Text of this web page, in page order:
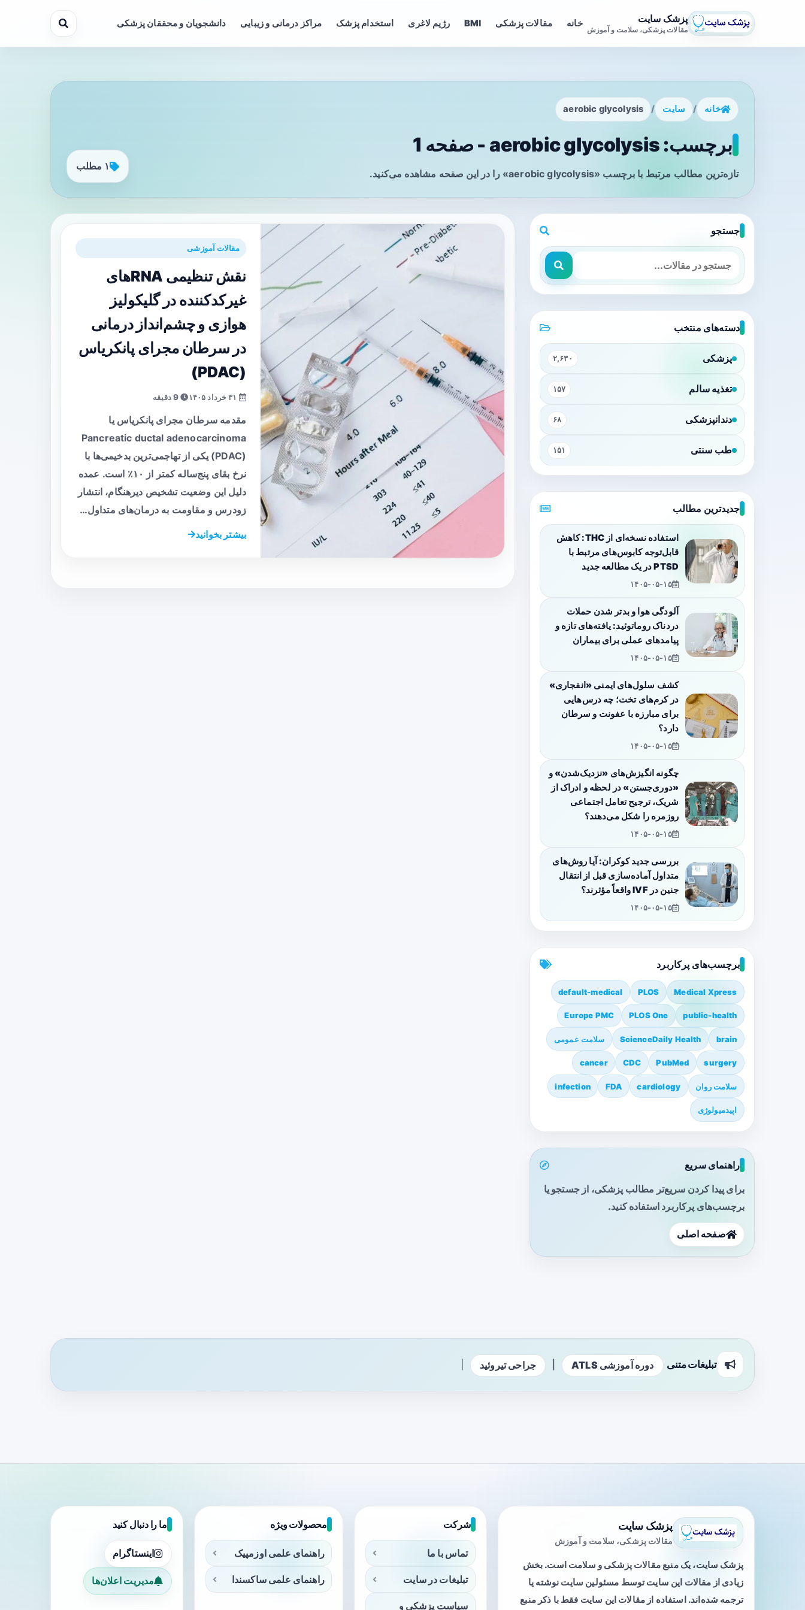
پزشک سایت
مقالات پزشکی، سلامت و آموزش
خانه مقالات پزشکی BMI رژیم لاغری استخدام پزشک مراکز درمانی و زیبایی دانشجویان و محققان پزشکی
خانه / سایت /
aerobic glycolysis
برچسب: aerobic glycolysis - صفحه 1
تازه‌ترین مطالب مرتبط با برچسب «aerobic glycolysis» را در این صفحه مشاهده می‌کنید.
۱ مطلب
مقالات آموزشی
نقش تنظیمی RNAهای
غیرکدکننده در گلیکولیز
هوازی و چشم‌انداز درمانی
در سرطان مجرای پانکریاس
(PDAC)
9 دقیقه
مقدمه سرطان مجرای پانکریاس یا
Pancreatic ductal adenocarcinoma
(PDAC) یکی از تهاجمی‌ترین بدخیمی‌ها با
نرخ بقای پنج‌ساله کمتر از ۱۰٪ است. عمده
دلیل این وضعیت تشخیص دیرهنگام، انتشار
زودرس و مقاومت به درمان‌های متداول…
بیشتر بخوانید
جستجو
دسته‌های منتخب
پزشکی ۲,۶۳۰
تغذیه سالم ۱۵۷
دندانپزشکی ۶۸
طب سنتی ۱۵۱
جدیدترین مطالب
استفاده نسخه‌ای از THC: کاهش
قابل‌توجه کابوس‌های مرتبط با
PTSD در یک مطالعه جدید
۱۴۰۵-۰۵-۱۵
آلودگی هوا و بدتر شدن حملات
دردناک روماتوئید: یافته‌های تازه و
پیامدهای عملی برای بیماران
۱۴۰۵-۰۵-۱۵
کشف سلول‌های ایمنی «انفجاری»
در کرم‌های تخت؛ چه درس‌هایی
برای مبارزه با عفونت و سرطان
دارد؟
۱۴۰۵-۰۵-۱۵
چگونه انگیزش‌های «نزدیک‌شدن» و
«دوری‌جستن» در لحظه و ادراک از
شریک، ترجیح تعامل اجتماعی
روزمره را شکل می‌دهند؟
۱۴۰۵-۰۵-۱۵
بررسی جدید کوکران: آیا روش‌های
متداول آماده‌سازی قبل از انتقال
جنین در IVF واقعاً مؤثرند؟
۱۴۰۵-۰۵-۱۵
برچسب‌های پرکاربرد
Medical Xpress
PLOS
default-medical
public-health
PLOS One
Europe PMC
brain
ScienceDaily Health سلامت عمومی
surgery
PubMed
CDC
cancer
سلامت روان cardiology
FDA
infection
اپیدمیولوژی
راهنمای سریع
برای پیدا کردن سریع‌تر مطالب پزشکی، از جستجو یا
برچسب‌های پرکاربرد استفاده کنید.
صفحه اصلی
تبلیغات متنی دوره آموزشی ATLS جراحی تیروئید
پزشک سایت
مقالات پزشکی، سلامت و آموزش
پزشک سایت، یک منبع مقالات پزشکی و سلامت است. بخش
زیادی از مقالات این سایت توسط مسئولین سایت نوشته یا
ترجمه شده‌اند. استفاده از مقالات این سایت فقط با ذکر منبع
شرکت
تماس با ما
تبلیغات در سایت
سیاست پزشکی و
محصولات ویژه
راهنمای علمی اوزمپیک
راهنمای علمی ساکسندا
ما را دنبال کنید
اینستاگرام
مدیریت اعلان‌ها